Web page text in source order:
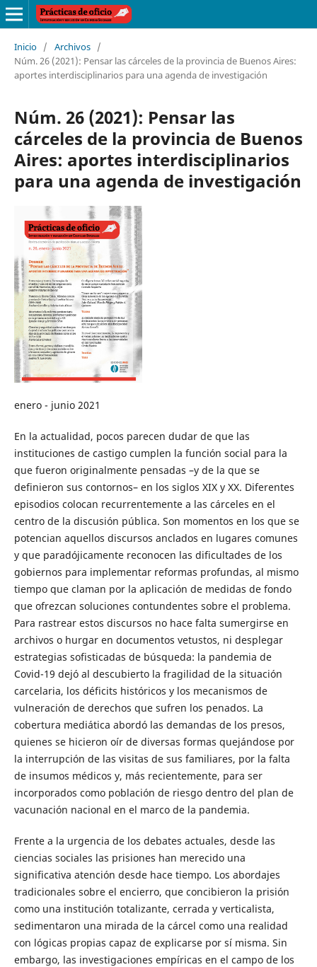
Inicio / Archivos /
Núm. 26 (2021): Pensar las cárceles de la provincia de Buenos Aires:
aportes interdisciplinarios para una agenda de investigación
Núm. 26 (2021): Pensar las
cárceles de la provincia de Buenos
Aires: aportes interdisciplinarios
para una agenda de investigación
enero - junio 2021
En la actualidad, pocos parecen dudar de que las
instituciones de castigo cumplen la función social para la
que fueron originalmente pensadas –y de la que se
definieron sus contornos– en los siglos XIX y XX. Diferentes
episodios colocan recurrentemente a las cárceles en el
centro de la discusión pública. Son momentos en los que se
potencian aquellos discursos anclados en lugares comunes
y que paradójicamente reconocen las dificultades de los
gobiernos para implementar reformas profundas, al mismo
tiempo que claman por la aplicación de medidas de fondo
que ofrezcan soluciones contundentes sobre el problema.
Para rastrear estos discursos no hace falta sumergirse en
archivos o hurgar en documentos vetustos, ni desplegar
estrategias sofisticadas de búsqueda: la pandemia de
Covid-19 dejó al descubierto la fragilidad de la situación
carcelaria, los déficits históricos y los mecanismos de
vulneración de derechos que sufren los penados. La
cobertura mediática abordó las demandas de los presos,
quienes se hicieron oír de diversas formas quejándose por
la interrupción de las visitas de sus familiares, por la falta
de insumos médicos y, más recientemente, para ser
incorporados como población de riesgo dentro del plan de
vacunación nacional en el marco de la pandemia.
Frente a la urgencia de los debates actuales, desde las
ciencias sociales las prisiones han merecido una
significativa atención desde hace tiempo. Los abordajes
tradicionales sobre el encierro, que concibieron la prisión
como una institución totalizante, cerrada y verticalista,
sedimentaron una mirada de la cárcel como una realidad
con lógicas propias capaz de explicarse por sí misma. Sin
embargo, las investigaciones empíricas en el campo de los